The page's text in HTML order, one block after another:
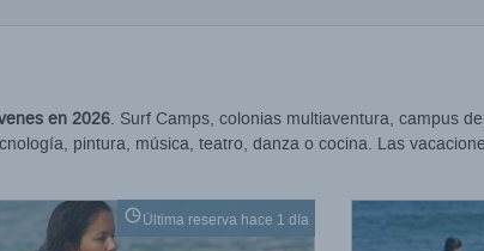
en 2026. Surf Camps, colonias multiaventura, campus
pintura, música, teatro, danza o cocina. Las
Última reserva hace 1 día